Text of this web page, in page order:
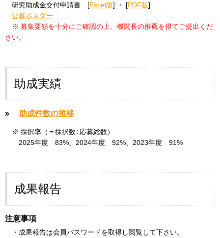
研究助成金交付申請書 [Excel版] ・ [PDF版]
公募ポスター
※ 募集要領を十分にご確認の上、機関長の推薦を得てご提出くだ
さい。
助成実績
» 助成件数の推移
※ 採択率（＝採択数÷応募総数）
2025年度 83%、2024年度 92%、2023年度 91%
成果報告
注意事項
・成果報告は会員パスワードを取得し閲覧して下さい。